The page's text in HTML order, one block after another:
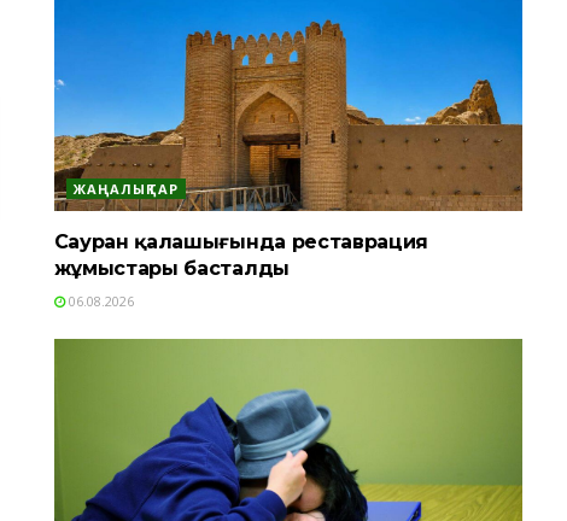
ЖАҢАЛЫҚТАР
Сауран қалашығында реставрация
жұмыстары басталды
06.08.2026